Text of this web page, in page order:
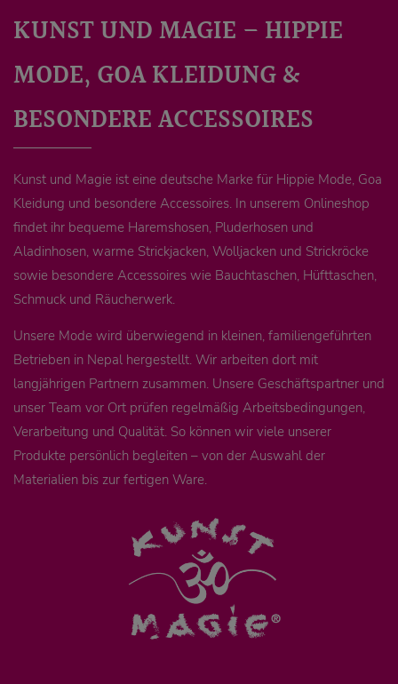
KUNST UND MAGIE – HIPPIE
MODE, GOA KLEIDUNG &
BESONDERE ACCESSOIRES
Kunst und Magie ist eine deutsche Marke für Hippie Mode, Goa
Kleidung und besondere Accessoires. In unserem Onlineshop
findet ihr bequeme Haremshosen, Pluderhosen und
Aladinhosen, warme Strickjacken, Wolljacken und Strickröcke
sowie besondere Accessoires wie Bauchtaschen, Hüfttaschen,
Schmuck und Räucherwerk.
Unsere Mode wird überwiegend in kleinen, familiengeführten
Betrieben in Nepal hergestellt. Wir arbeiten dort mit
langjährigen Partnern zusammen. Unsere Geschäftspartner und
unser Team vor Ort prüfen regelmäßig Arbeitsbedingungen,
Verarbeitung und Qualität. So können wir viele unserer
Produkte persönlich begleiten – von der Auswahl der
Materialien bis zur fertigen Ware.